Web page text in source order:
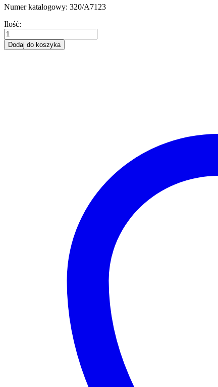
Numer katalogowy: 320/A7123
Filtr
paliwa
JCB
oryginał
Ilość:
Dodaj do koszyka